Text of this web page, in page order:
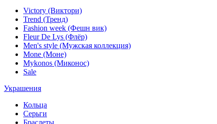
Victory (Виктори)
Trend (Тренд)
Fashion week (Фешн вик)
Fleur De Lys (Флёр)
Men's style (Мужская коллекция)
Mone (Моне)
Mykonos (Миконос)
Sale
Украшения
Кольца
Серьги
Браслеты